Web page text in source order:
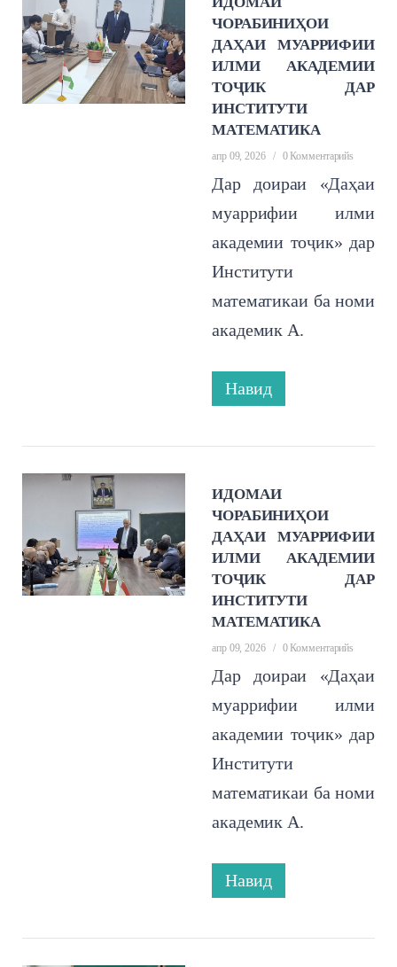
ЧОРАБИНИҲОИ
ДАҲАИ МУАРРИФИИ
ИЛМИ АКАДЕМИИ
ТОҶИК ДАР
ИНСТИТУТИ
МАТЕМАТИКА
апр 09, 2026 / 0 Комментарийs
Дар доираи «Даҳаи
муаррифии илми
академии тоҷик» дар
Институти
математикаи ба номи
академик А.
Навид
ИДОМАИ
ЧОРАБИНИҲОИ
ДАҲАИ МУАРРИФИИ
ИЛМИ АКАДЕМИИ
ТОҶИК ДАР
ИНСТИТУТИ
МАТЕМАТИКА
апр 09, 2026 / 0 Комментарийs
Дар доираи «Даҳаи
муаррифии илми
академии тоҷик» дар
Институти
математикаи ба номи
академик А.
Навид